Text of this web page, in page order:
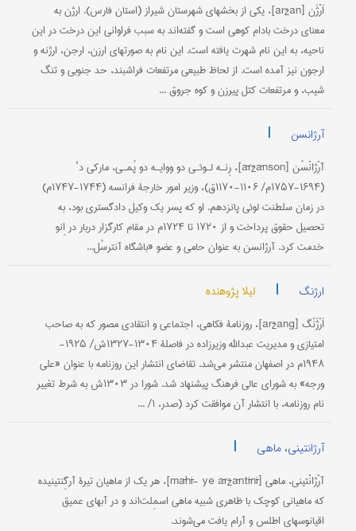
اَرْژَن [aržan]، یکی از بخشهای شهرستان شیراز (استان فارس). ارژن به
معنای درخت بادام کوهی است و گفته‌اند به سبب فراوانی این درخت در این
ناحیه، به این نام شهرت یافته است. این نام به صورتهای ارزن، ارجن، ارژنه و
ارجون نیز آمده است. از لحاظ طبیعی مرتفعات فراشبند، حد جنوبی و تنگ
شیب، و مرتفعات کتل پیرزن و کوه جروق ...
آرژانسن |
آرْژانْسُن [āržānson]، رِنـه لـوئـی دو ووایـه دو پُمـی، مارکی د‘
(۱۶۹۴-۱۷۵۷م/ ۱۱۰۶-۱۱۷۰ق)، وزیر امور خارجۀ فرانسه (۱۷۴۴-۱۷۴۷م)
در زمان سلطنت لوئی پانزدهم. او که پسر یک وکیل دادگستری بود، به
تحصیل حقوق پرداخت و از ۱۷۲۰ تا ۱۷۲۴م در مقام کارگزار دربار در اِنو
خدمت کرد. آرژانسن به عنوان حامی و عضو «باشگاه آنترسُل...
ارژنگ | لیلا پژوهنده
اَرْژَنْگ [aržang]، روزنامۀ فکاهی، اجتماعی و انتقادی مصور که به صاحب
امتیازی و مدیریت عبدالله وزیرزاده در فاصلۀ ۱۳۰۴-۱۳۲۷ش/ ۱۹۲۵-
۱۹۴۸م در اصفهان منتشر می‌شد. تقاضای انتشار این روزنامه با عنوان «علی
ورجه» به شورای عالی فرهنگ پیشنهاد شد. شورا در ۱۳۰۳ش به شرط تغییر
نام روزنامه، با انتشار آن موافقت کرد (صدر، ۱/ ...
آرژانتینی، ماهی |
آرْژانْتینی، ماهی [māhī- ye āržāntīnī]، هر یک از ماهیان تیرۀ آرگِنتینیده
که ماهیانی کوچک با ظاهری شبیه ماهی اسمِلت‌اند‌ و در آبهای عمیق
اقیانوسهای اطلس و آرام یافت می‌شوند.